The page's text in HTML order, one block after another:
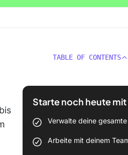
bis
TABLE OF CONTENTS
Starte noch heute
Verwalte deine
Arbeite mit deinem